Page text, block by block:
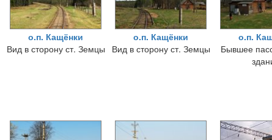
о.п. Кащёнки
Вид в сторону ст. Земцы
о.п. Кащёнки
Вид в сторону ст. Земцы
о.п.
Бывшее